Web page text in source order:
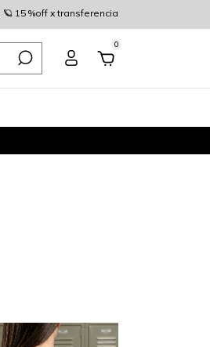
15 %off x transferencia
0